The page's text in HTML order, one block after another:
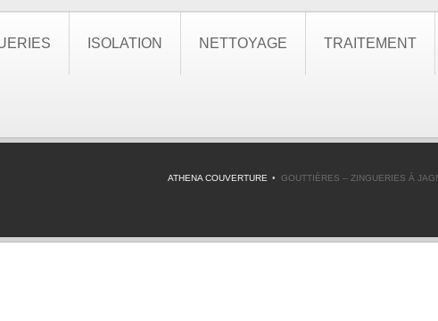
ISOLATION NETTOYAGE TRAITEMENT
ATHENA COUVERTURE GOUTTIÈRES – ZINGUERIES À